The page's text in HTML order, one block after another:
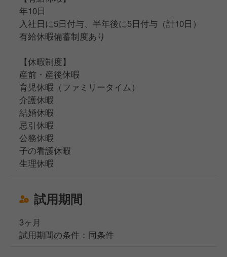
年10日
入社日に5日付与、半年後に5日付与（計10日）
有給休暇備蓄制度あり
【休暇制度】
産前・産後休暇
育児休暇（ファミリータイム）
介護休暇
結婚休暇
忌引休暇
公務休暇
子の看護休暇
生理休暇
試用期間
3ヶ月
試用期間の条件：同条件